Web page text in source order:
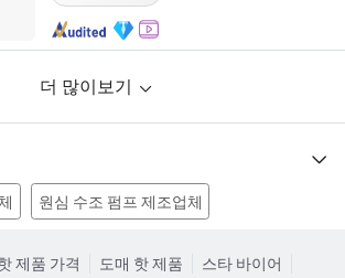
더 많이보기
원심 수조 펌프 제조업체
제품 가격 도매 핫 제품 스타 바이어